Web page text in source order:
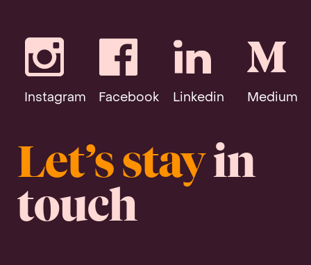
Instagram Facebook Linkedin Medium
Let’s stayin
touch